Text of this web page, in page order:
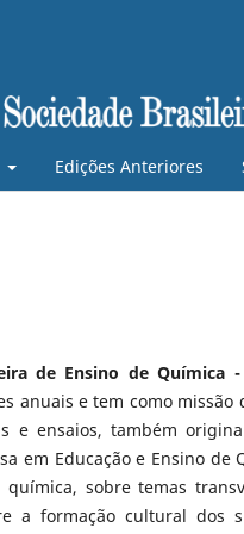
Edições Anteriores
de Ensino de Química -
anuais e tem como
e ensaios, também
em Educação e Ensino
sobre temas
a formação cultural dos